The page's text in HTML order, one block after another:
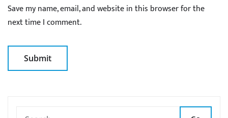
Save my name, email, and website in this browser for the
next time I comment.